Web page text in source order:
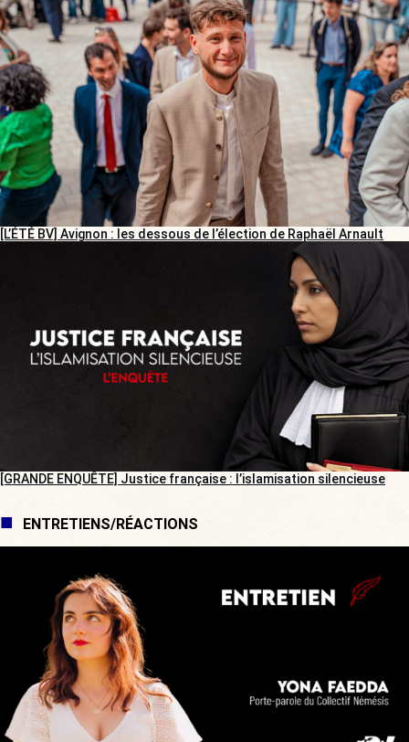
[L’ÉTÉ BV] Avignon : les dessous de l’élection de Raphaël Arnault
[GRANDE ENQUÊTE] Justice française : l’islamisation silencieuse
ENTRETIENS/RÉACTIONS